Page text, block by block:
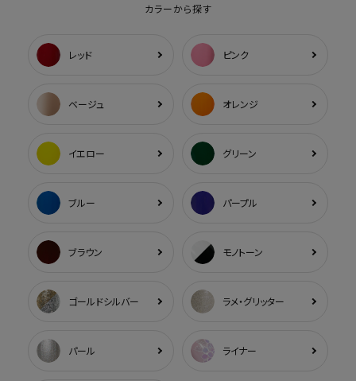
カラーから探す
レッド ピンク
ベージュ オレンジ
イエロー グリーン
ブルー パープル
ブラウン モノトーン
ゴールドシルバー ラメ・グリッター
パール ライナー